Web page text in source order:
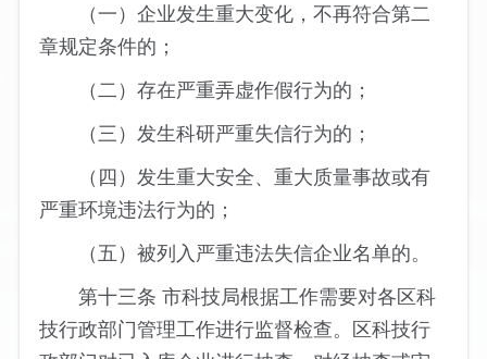
（一）企业发生重大变化，不再符合第二
章规定条件的；
（二）存在严重弄虚作假行为的；
（三）发生科研严重失信行为的；
（四）发生重大安全、重大质量事故或有
严重环境违法行为的；
（五）被列入严重违法失信企业名单的。
第十三条 市科技局根据工作需要对各区科
技行政部门管理工作进行监督检查。区科技行